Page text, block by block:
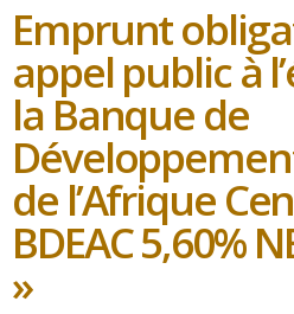
Emprunt
appel public à
la Banque de
de l’Afrique
BDEAC 5,60%
»